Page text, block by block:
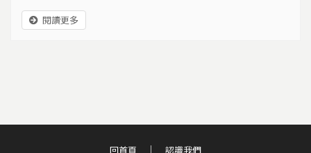
用分離式冷氣，開了冷氣卻緊閉門窗，二氧化碳濃度不
斷提高…於是出現了一個名詞叫做「病態建築」。
閱讀更多
回首頁 認識我們